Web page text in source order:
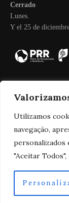
Utilizamos
navegação,
personalizados
"Aceitar
Cerrado
Lunes.
Y el 25 de